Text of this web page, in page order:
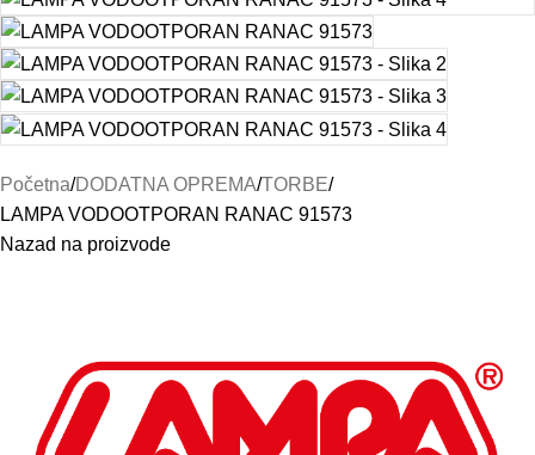
Početna DODATNA OPREMA TORBE
LAMPA VODOOTPORAN RANAC 91573
Nazad na proizvode